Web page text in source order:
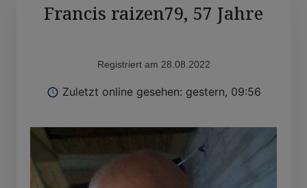
Francis raizen79, 57 Jahre
Registriert am 28.08.2022
Zuletzt online gesehen: gestern, 09:56